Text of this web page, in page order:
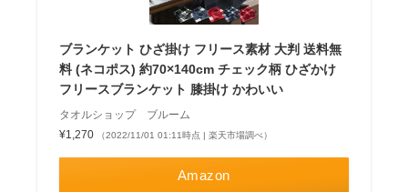
ブランケット ひざ掛け フリース素材 大判 送料無
料 (ネコポス) 約70×140cm チェック柄 ひざかけ
フリースブランケット 膝掛け かわいい
タオルショップ ブルーム
¥1,270
（2022/11/01 01:11時点 | 楽天市場調べ）
Amazon